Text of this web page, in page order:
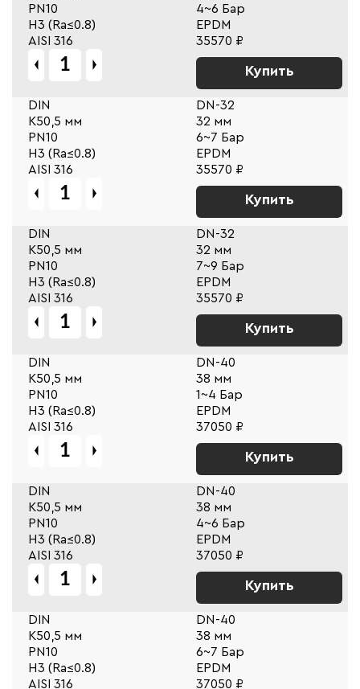
PN10
4~6 Бар
Н3 (Ra≤0.8)
EPDM
AISI 316
35570 ₽
Купить
DIN
DN-32
К50,5 мм
32 мм
PN10
6~7 Бар
Н3 (Ra≤0.8)
EPDM
AISI 316
35570 ₽
Купить
DIN
DN-32
К50,5 мм
32 мм
PN10
7~9 Бар
Н3 (Ra≤0.8)
EPDM
AISI 316
35570 ₽
Купить
DIN
DN-40
К50,5 мм
38 мм
PN10
1~4 Бар
Н3 (Ra≤0.8)
EPDM
AISI 316
37050 ₽
Купить
DIN
DN-40
К50,5 мм
38 мм
PN10
4~6 Бар
Н3 (Ra≤0.8)
EPDM
AISI 316
37050 ₽
Купить
DIN
DN-40
К50,5 мм
38 мм
PN10
6~7 Бар
Н3 (Ra≤0.8)
EPDM
AISI 316
37050 ₽